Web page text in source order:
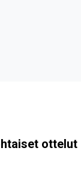
ottelut